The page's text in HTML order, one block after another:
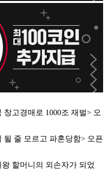
고경매로 1000조 재벌> 오
될 줄 모르고 파혼당함> 오픈
할머니의 외손자가 되었